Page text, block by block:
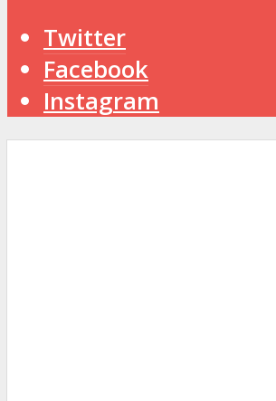
Twitter
Facebook
Instagram